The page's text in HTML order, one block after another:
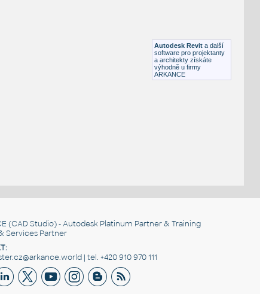
Autodesk Revit a další
software pro projektanty
a architekty získáte
výhodně u firmy
ARKANCE
(CAD Studio) - Autodesk Platinum Partner & Training
Services Partner
| tel. +420 910 970 111